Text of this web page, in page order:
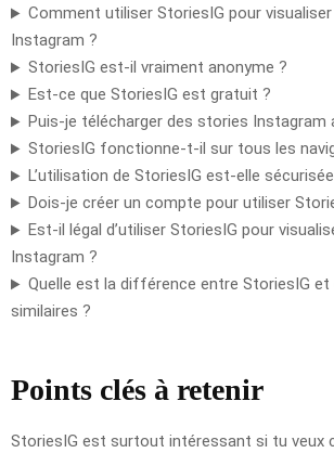
Comment utiliser StoriesIG pour
Instagram ?
StoriesIG est-il vraiment anonyme ?
Est-ce que StoriesIG est gratuit ?
Puis-je télécharger des stories Instagram
StoriesIG fonctionne-t-il sur tous les
L’utilisation de StoriesIG est-elle
Dois-je créer un compte pour utiliser
Est-il légal d’utiliser StoriesIG pour
Instagram ?
Quelle est la différence entre StoriesIG et
similaires ?
Points clés à retenir
StoriesIG est surtout intéressant si tu veux